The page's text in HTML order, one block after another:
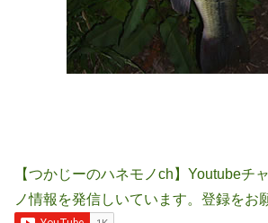
【つかじーのハネモノch】Youtubeチ
ノ情報を発信しいています。登録をお